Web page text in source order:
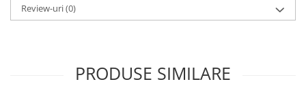
Review-uri(0)
PRODUSE SIMILARE